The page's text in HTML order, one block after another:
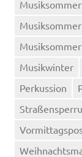
Musikwinter
Perkussion